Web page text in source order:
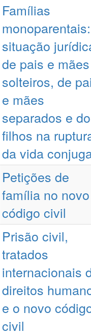
Famílias
situação
de pais e mães
solteiros, de
e mães
separados e
filhos na
da vida
Petições de
família no novo
código civil
Prisão civil,
tratados
internacionais
direitos
e o novo
civil